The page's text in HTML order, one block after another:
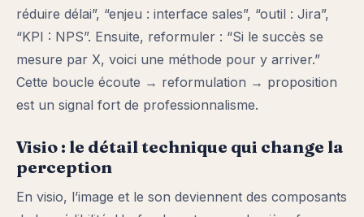
réduire délai”, “enjeu : interface sales”, “outil : Jira”,
“KPI : NPS”. Ensuite, reformuler : “Si le succès se
mesure par X, voici une méthode pour y arriver.”
Cette boucle écoute → reformulation → proposition
est un signal fort de professionnalisme.
Visio : le détail technique qui change la
perception
En visio, l’image et le son deviennent des composants